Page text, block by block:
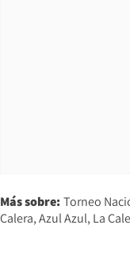
Más sobre: Torneo
Calera Azul Azul La